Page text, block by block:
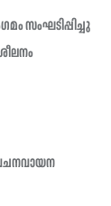
സംഘടിപ്പിച്ചു